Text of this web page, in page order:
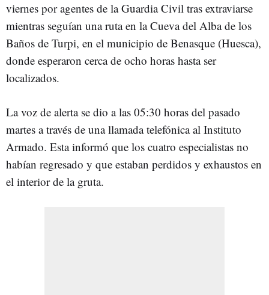
viernes por agentes de la Guardia Civil tras extraviarse
mientras seguían una ruta en la Cueva del Alba de los
Baños de Turpi, en el municipio de Benasque (Huesca),
donde esperaron cerca de ocho horas hasta ser
localizados.
La voz de alerta se dio a las 05:30 horas del pasado
martes a través de una llamada telefónica al Instituto
Armado. Esta informó que los cuatro especialistas no
habían regresado y que estaban perdidos y exhaustos en
el interior de la gruta.